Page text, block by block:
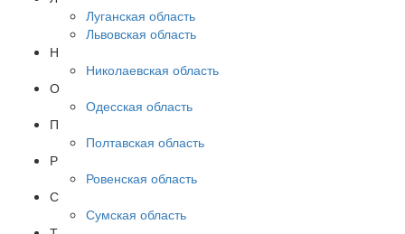
Луганская область
Львовская область
Н
Николаевская область
О
Одесская область
П
Полтавская область
Р
Ровенская область
С
Сумская область